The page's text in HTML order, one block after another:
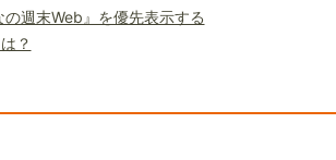
週末Web』を優先表示する
？